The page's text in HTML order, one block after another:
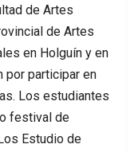
de Artes
de Artes
en Holguín y en
por participar en
Los estudiantes
festival de
Estudio de